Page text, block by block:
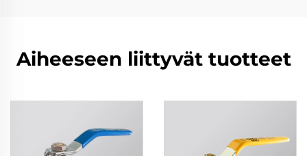
Aiheeseen liittyvät tuotteet